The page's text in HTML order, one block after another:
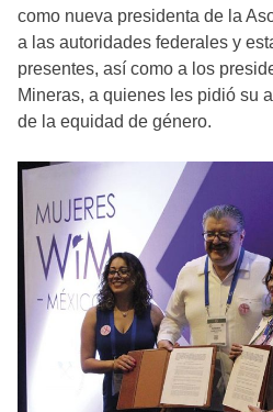
como nueva presidenta de la
a las autoridades federales y
presentes, así como a los
Mineras, a quienes les pidió su
de la equidad de género.